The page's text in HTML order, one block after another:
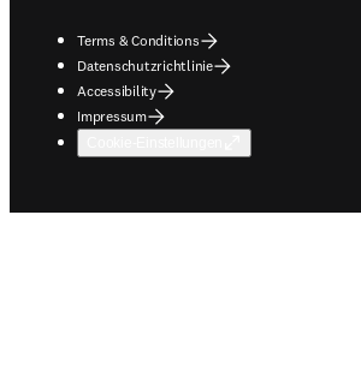
Terms & Conditions
Datenschutzrichtlinie
Accessibility
Impressum